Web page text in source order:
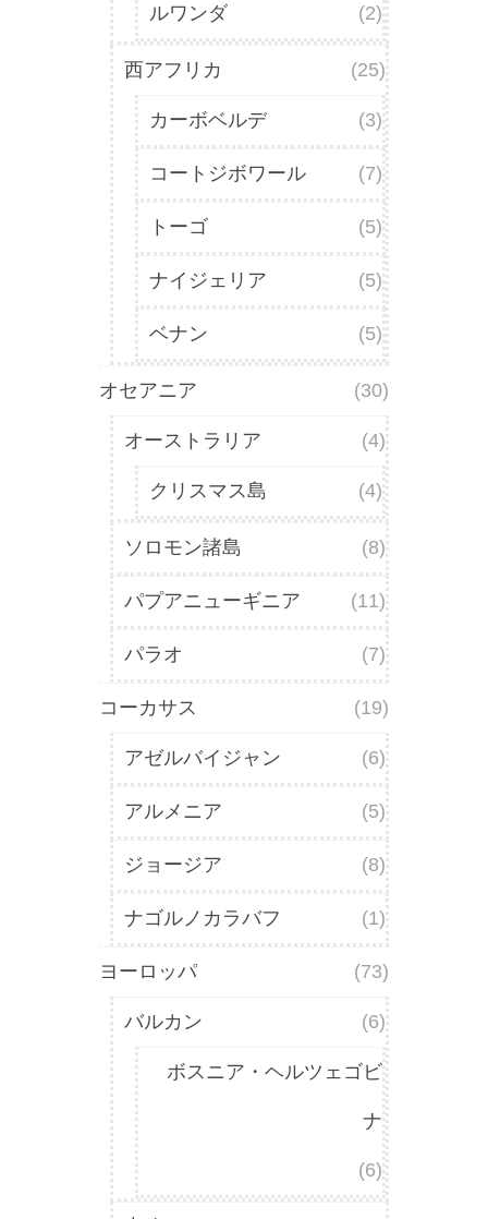
ルワンダ (2)
西アフリカ (25)
カーボベルデ (3)
コートジボワール (7)
トーゴ (5)
ナイジェリア (5)
ベナン (5)
オセアニア (30)
オーストラリア (4)
クリスマス島 (4)
ソロモン諸島 (8)
パプアニューギニア (11)
パラオ (7)
コーカサス (19)
アゼルバイジャン (6)
アルメニア (5)
ジョージア (8)
ナゴルノカラバフ (1)
ヨーロッパ (73)
バルカン (6)
ボスニア・ヘルツェゴビ
ナ
(6)